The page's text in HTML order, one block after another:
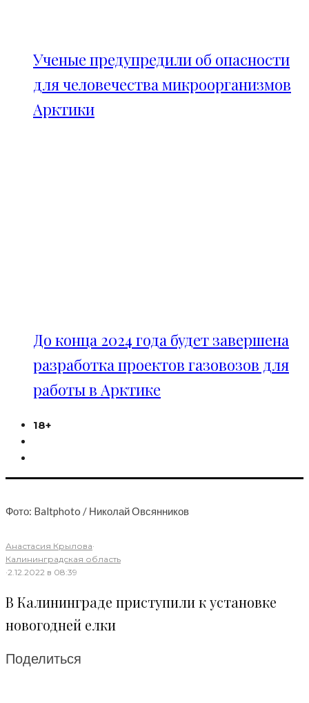
Ученые предупредили об опасности
для человечества микроорганизмов
Арктики
До конца 2024 года будет завершена
разработка проектов газовозов для
работы в Арктике
18+
Фото: Baltphoto / Николай Овсянников
Анастасия Крылова·
Калининградская область
·2.12.2022 в 08:39
В Калининграде приступили к установке
новогодней елки
Поделиться